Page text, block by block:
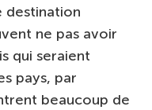
destination
ne pas avoir
qui seraient
pays, par
beaucoup de